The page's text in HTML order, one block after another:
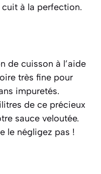
à la perfection.
de cuisson à l’aide
très fine pour
impuretés.
de ce précieux
sauce veloutée.
le négligez pas !